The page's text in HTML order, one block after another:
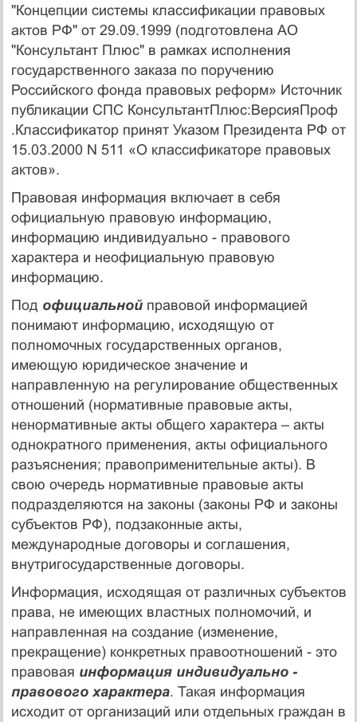
"Концепции системы классификации правовых
актов РФ" от 29.09.1999 (подготовлена АО
"Консультант Плюс" в рамках исполнения
государственного заказа по поручению
Российского фонда правовых реформ» Источник
публикации СПС КонсультантПлюс:ВерсияПроф
.Классификатор принят Указом Президента РФ от
15.03.2000 N 511 «О классификаторе правовых
актов».
Правовая информация включает в себя
официальную правовую информацию,
информацию индивидуально - правового
характера и неофициальную правовую
информацию.
Под официальнойправовой информацией
понимают информацию, исходящую от
полномочных государственных органов,
имеющую юридическое значение и
направленную на регулирование общественных
отношений (нормативные правовые акты,
ненормативные акты общего характера – акты
однократного применения, акты официального
разъяснения; правоприменительные акты). В
свою очередь нормативные правовые акты
подразделяются на законы (законы РФ и законы
субъектов РФ), подзаконные акты,
международные договоры и соглашения,
внутригосударственные договоры.
Информация, исходящая от различных субъектов
права, не имеющих властных полномочий, и
направленная на создание (изменение,
прекращение) конкретных правоотношений - это
правовая информация индивидуально -
правового характера. Такая информация
исходит от организаций или отдельных граждан в